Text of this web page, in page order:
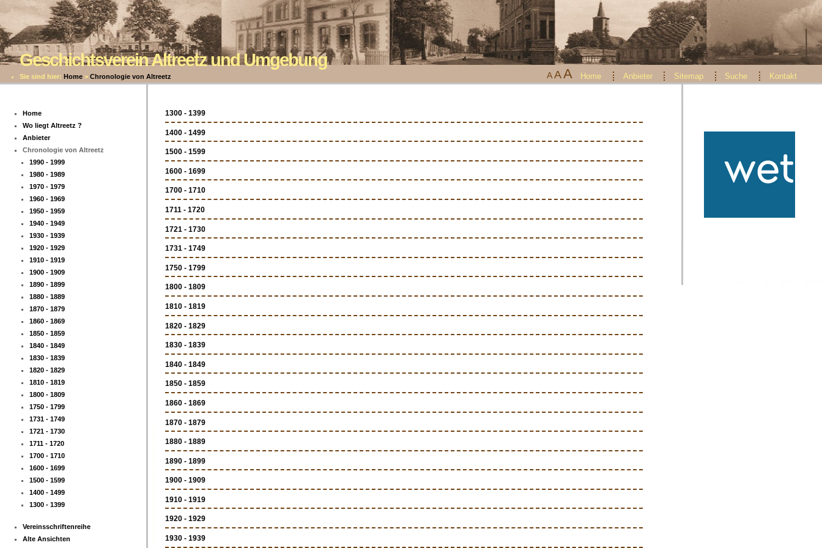
Geschichtsverein Altreetz und Umgebung
Sie sind hier: Home > Chronologie von Altreetz AAA Home Anbieter Sitemap Suche Kontakt
Home
Wo liegt Altreetz ?
Anbieter
Chronologie von Altreetz
1990 - 1999
1980 - 1989
1970 - 1979
1960 - 1969
1950 - 1959
1940 - 1949
1930 - 1939
1920 - 1929
1910 - 1919
1900 - 1909
1890 - 1899
1880 - 1889
1870 - 1879
1860 - 1869
1850 - 1859
1840 - 1849
1830 - 1839
1820 - 1829
1810 - 1819
1800 - 1809
1750 - 1799
1731 - 1749
1721 - 1730
1711 - 1720
1700 - 1710
1600 - 1699
1500 - 1599
1400 - 1499
1300 - 1399
Vereinsschriftenreihe
Alte Ansichten
1300 - 1399
1400 - 1499
1500 - 1599
1600 - 1699
1700 - 1710
1711 - 1720
1721 - 1730
1731 - 1749
1750 - 1799
1800 - 1809
1810 - 1819
1820 - 1829
1830 - 1839
1840 - 1849
1850 - 1859
1860 - 1869
1870 - 1879
1880 - 1889
1890 - 1899
1900 - 1909
1910 - 1919
1920 - 1929
1930 - 1939